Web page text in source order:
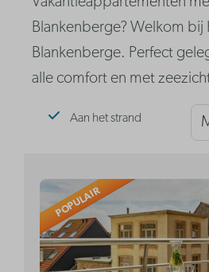
Blankenberge? Welkom bij
Blankenberge. Perfect
alle comfort en met
Aan het strand
POPULAIR